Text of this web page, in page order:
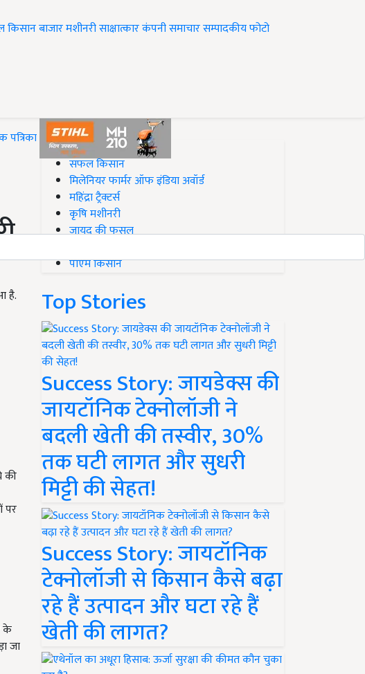
बाजारमशीनरीसाक्षात्कारकंपनी समाचारसम्पादकीयफोटो
पत्रिका
है.
की
पर
के
जा
#Top on Krishi Jagran
सफल किसान
मिलेनियर फार्मर ऑफ इंडिया अवॉर्ड
महिंद्रा ट्रैक्टर्स
कृषि मशीनरी
जायद की फसल
पीएम किसान
Top Stories
Success Story: जायडेक्स की
जायटॉनिक टेक्नोलॉजी ने
बदली खेती की तस्वीर, 30%
तक घटी लागत और सुधरी
मिट्टी की सेहत!
Success Story: जायटॉनिक
टेक्नोलॉजी से किसान कैसे बढ़ा
रहे हैं उत्पादन और घटा रहे हैं
खेती की लागत?